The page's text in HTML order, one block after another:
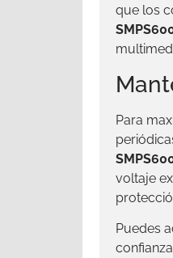
que los
Para
voltaje
Puedes